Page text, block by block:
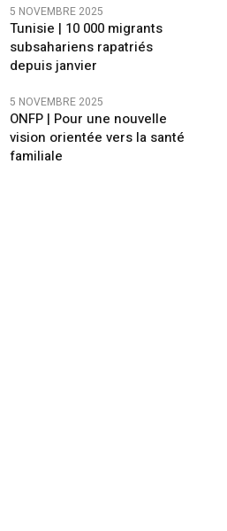
5 NOVEMBRE 2025
Tunisie | 10 000 migrants
subsahariens rapatriés
depuis janvier
5 NOVEMBRE 2025
ONFP | Pour une nouvelle
vision orientée vers la santé
familiale